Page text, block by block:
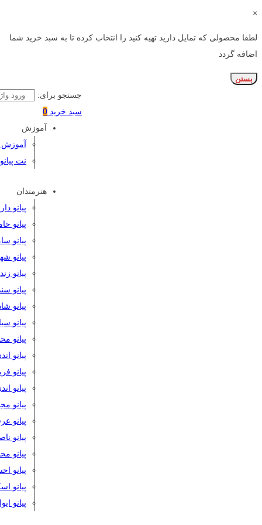
×
لطفا محصولی که تمایل دارید تهیه کنید را انتخاب کرده تا به سبد خرید شما
اضافه گردد
بستن
جستجو برای:
سبد خرید 0
آموزش
آموزش
نت پیانو
هنرمندان
پیانو
پیانو
پیانو
پیانو
پیانو
پیانو
پیانو
پیانو
پیانو
پیانو
پیانو
پیانو
پیانو
پیانو
پیانو
پیانو
پیانو
پیانو
پیانو